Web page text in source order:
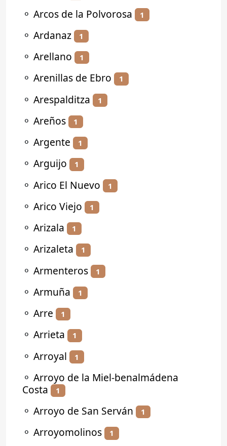
⚬ Arcos de la Polvorosa 1
⚬ Ardanaz 1
⚬ Arellano 1
⚬ Arenillas de Ebro 1
⚬ Arespalditza 1
⚬ Areños 1
⚬ Argente 1
⚬ Arguijo 1
⚬ Arico El Nuevo 1
⚬ Arico Viejo 1
⚬ Arizala 1
⚬ Arizaleta 1
⚬ Armenteros 1
⚬ Armuña 1
⚬ Arre 1
⚬ Arrieta 1
⚬ Arroyal 1
⚬ Arroyo de la Miel-benalmádena
Costa
1
⚬ Arroyo de San Serván 1
⚬ Arroyomolinos 1